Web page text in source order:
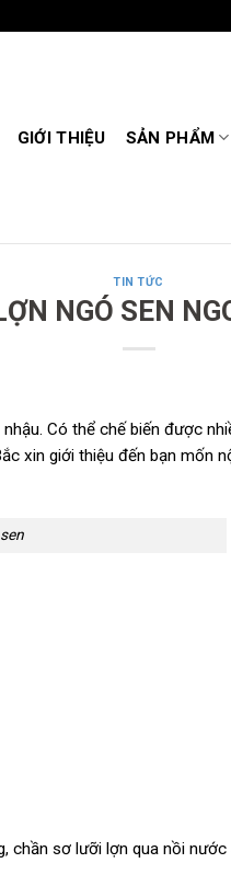
GIỚI THIỆU SẢN PHẨM
TIN TỨC
NGÓ SEN
Có thể chế biến được
xin giới thiệu đến bạn mốn
chần sơ lưỡi lợn qua nồi